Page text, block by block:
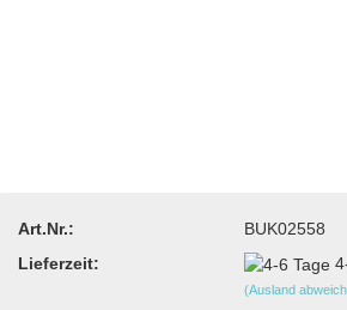
Art.Nr.:
BUK02558
Lieferzeit:
(Ausland